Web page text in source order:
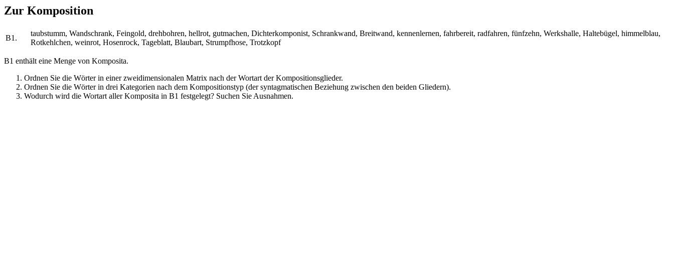
Zur Komposition
B1.
taubstumm, Wandschrank, Feingold, drehbohren, hellrot, gutmachen, Dichterkomponist, Schrankwand, Breitwand, kennenlernen, fahrbereit, radfahren, fünfzehn, Werkshalle, Haltebügel, himmelblau,
Rotkehlchen, weinrot, Hosenrock, Tageblatt, Blaubart, Strumpfhose, Trotzkopf
B1 enthält eine Menge von Komposita.
Ordnen Sie die Wörter in einer zweidimensionalen Matrix nach der Wortart der Kompositionsglieder.
Ordnen Sie die Wörter in drei Kategorien nach dem Kompositionstyp (der syntagmatischen Beziehung zwischen den beiden Gliedern).
Wodurch wird die Wortart aller Komposita in B1 festgelegt? Suchen Sie Ausnahmen.